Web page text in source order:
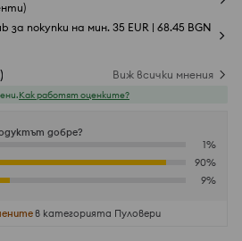
за покупки на мин. 35 EUR | 68.45 BGN
) Виж всички мнения
Как работят оценките?
добре?
1%
90%
9%
в категорията Пуловери